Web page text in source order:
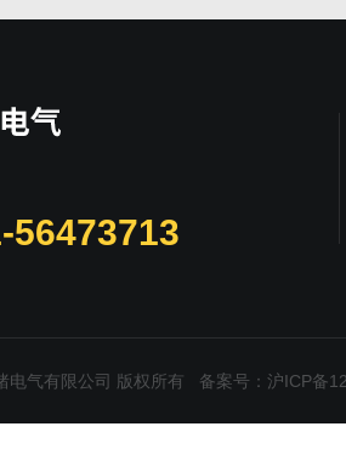
56473713
电气有限公司 版权所有 备案号：沪ICP备